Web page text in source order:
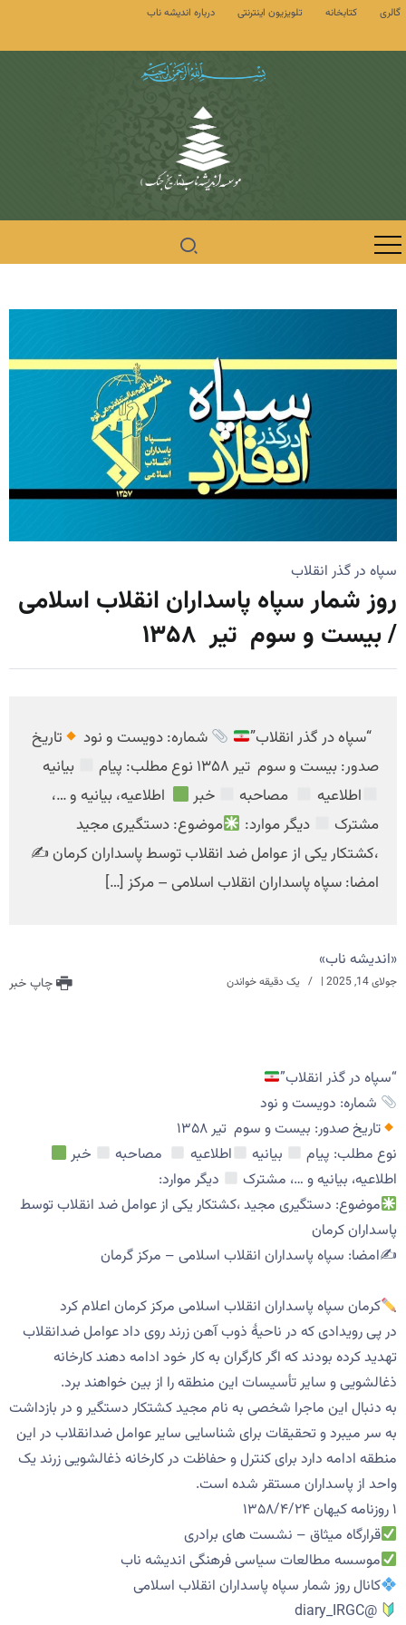
گالری کتابخانه تلویزیون اینترنتی درباره اندیشه ناب
سپاه در گذر انقلاب
روز شمار سپاه پاسداران انقلاب اسلامی
/ بیست و سوم تیر ۱۳۵۸
“سپاه در گذر انقلاب” شماره: دویست و نود
تاریخ
صدور: بیست و سوم تیر ۱۳۵۸ نوع مطلب: پیام
بیانیه
اطلاعیه
مصاحبه خبر
اطلاعیه، بیانیه و …،
مشترک
دیگر موارد:
موضوع: دستگیری مجید
،کشتکار یکی از عوامل ضد انقلاب توسط پاسداران کرمان ✍
امضا: سپاه پاسداران انقلاب اسلامی – مرکز […]
«اندیشه ناب»
جولای 14, 2025 | یک دقیقه خواندن چاپ خبر
“سپاه در گذر انقلاب”
شماره: دویست و نود
تاریخ صدور: بیست و سوم تیر ۱۳۵۸
نوع مطلب: پیام
بیانیه اطلاعیه مصاحبه
خبر
اطلاعیه، بیانیه و …، مشترک
دیگر موارد:
موضوع: دستگیری مجید ،کشتکار یکی از عوامل ضد انقلاب توسط
پاسداران کرمان
✍️امضا: سپاه پاسداران انقلاب اسلامی – مرکز گرمان
کرمان سپاه پاسداران انقلاب اسلامی مرکز کرمان اعلام کرد
در پی رویدادی که در ناحیۀ ذوب آهن زرند روی داد عوامل ضدانقلاب
تهدید کرده بودند که اگر کارگران به کار خود ادامه دهند کارخانه
ذغالشویی و سایر تأسیسات این منطقه را از بین خواهند برد.
به دنبال این ماجرا شخصی به نام مجید کشتکار دستگیر و در بازداشت
به سر میبرد و تحقیقات برای شناسایی سایر عوامل ضدانقلاب در این
منطقه ادامه دارد برای کنترل و حفاظت در کارخانه ذغالشویی زرند یک
واحد از پاسداران مستقر شده است.
۱ روزنامه کیهان ۱۳۵۸/۴/۲۴
قرارگاه میثاق – نشست های برادری
موسسه مطالعات سیاسی فرهنگی اندیشه ناب
کانال روز شمار سپاه پاسداران انقلاب اسلامی
@diary_IRGC